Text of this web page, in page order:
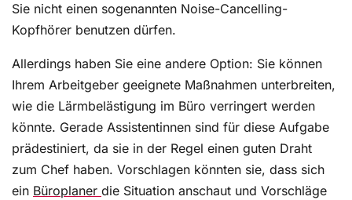
Sie nicht einen sogenannten Noise-Cancelling-
Kopfhörer benutzen dürfen.
Allerdings haben Sie eine andere Option: Sie können
Ihrem Arbeitgeber geeignete Maßnahmen unterbreiten,
wie die Lärmbelästigung im Büro verringert werden
könnte. Gerade Assistentinnen sind für diese Aufgabe
prädestiniert, da sie in der Regel einen guten Draht
zum Chef haben. Vorschlagen könnten sie, dass sich
ein Büroplaner die Situation anschaut und Vorschläge